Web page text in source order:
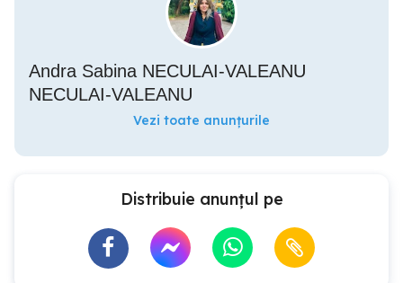
Andra Sabina NECULAI-VALEANU
NECULAI-VALEANU
Vezi toate anunțurile
Distribuie anunțul pe